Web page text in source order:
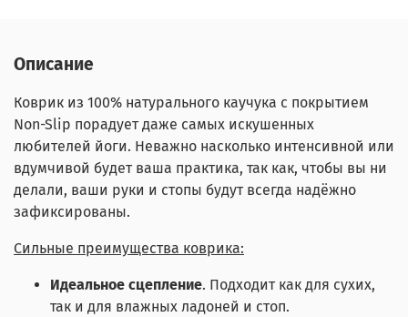
Описание
Коврик из 100% натурального каучука с покрытием
Non-Slip порадует даже самых искушенных
любителей йоги. Неважно насколько интенсивной или
вдумчивой будет ваша практика, так как, чтобы вы ни
делали, ваши руки и стопы будут всегда надёжно
зафиксированы.
Сильные преимущества коврика:
Идеальное сцепление. Подходит как для сухих,
так и для влажных ладоней и стоп.